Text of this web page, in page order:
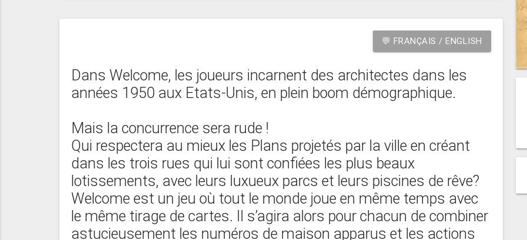
💬 FRANÇAIS / ENGLISH
Dans Welcome, les joueurs incarnent des architectes dans les
années 1950 aux Etats-Unis, en plein boom démographique.
Mais la concurrence sera rude !
Qui respectera au mieux les Plans projetés par la ville en créant
dans les trois rues qui lui sont confiées les plus beaux
lotissements, avec leurs luxueux parcs et leurs piscines de rêve?
Welcome est un jeu où tout le monde joue en même temps avec
le même tirage de cartes. Il s’agira alors pour chacun de combiner
astucieusement les numéros de maison apparus et les actions